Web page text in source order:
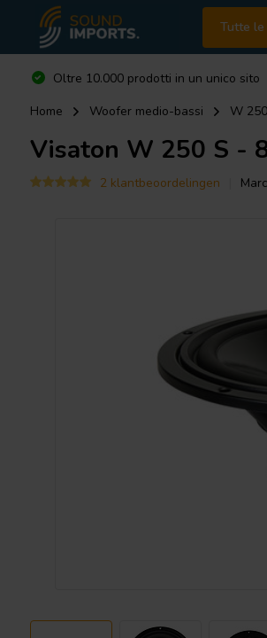
Tutte le
Oltre 10.000 prodotti in un unico sito
Home
Woofer medio-bassi W
Visaton W 250 S -
2 klantbeoordelingen